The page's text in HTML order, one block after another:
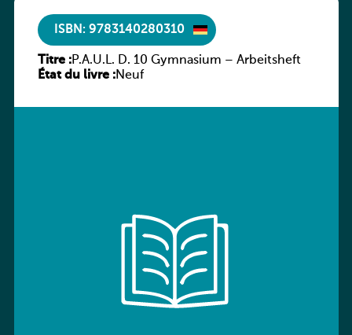
ISBN: 9783140280310
Titre :P.A.U.L. D. 10 Gymnasium – Arbeitsheft
État du livre :Neuf